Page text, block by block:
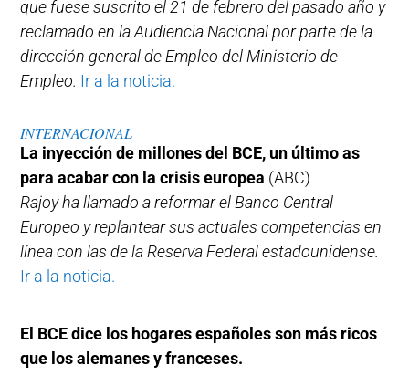
que fuese suscrito el 21 de febrero del pasado año y
reclamado en la Audiencia Nacional por parte de la
dirección general de Empleo del Ministerio de
Empleo. Ir a la noticia.
INTERNACIONAL
La inyección de millones del BCE, un último as
para acabar con la crisis europea (ABC)
Rajoy ha llamado a reformar el Banco Central
Europeo y replantear sus actuales competencias en
línea con las de la Reserva Federal estadounidense.
Ir a la noticia.
El BCE dice los hogares españoles son más ricos
que los alemanes y franceses.